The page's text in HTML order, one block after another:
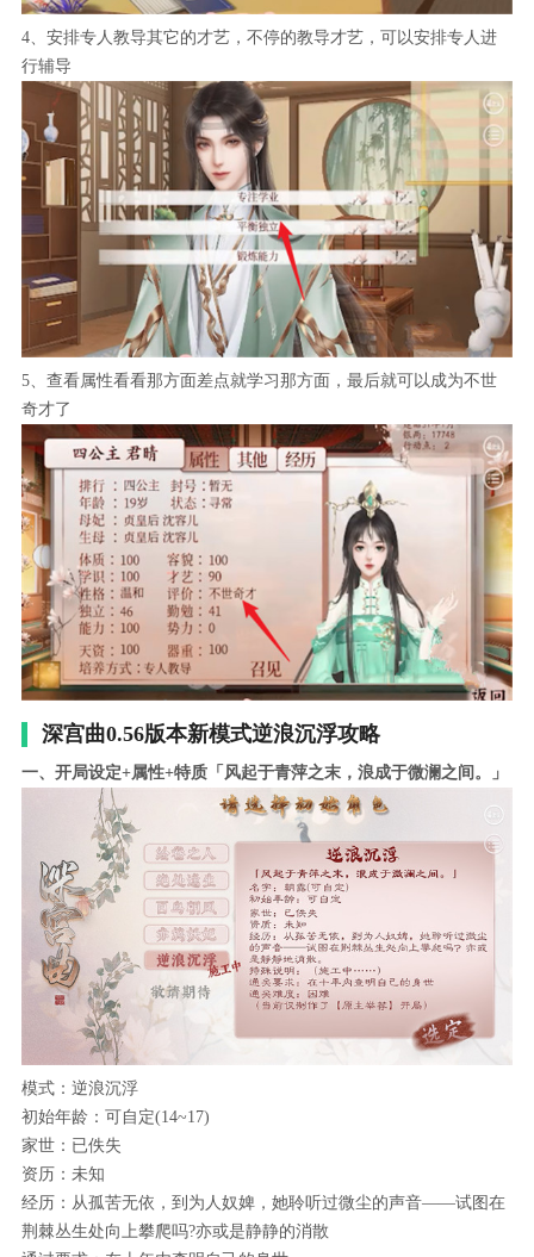
4、安排专人教导其它的才艺，不停的教导才艺，可以安排专人进
行辅导
5、查看属性看看那方面差点就学习那方面，最后就可以成为不世
奇才了
深宫曲0.56版本新模式逆浪沉浮攻略
一、开局设定+属性+特质「风起于青萍之末，浪成于微澜之间。」
模式：逆浪沉浮
初始年龄：可自定(14~17)
家世：已佚失
资历：未知
经历：从孤苦无依，到为人奴婢，她聆听过微尘的声音——试图在
荆棘丛生处向上攀爬吗?亦或是静静的消散